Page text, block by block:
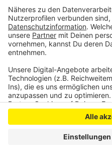
Anzeige